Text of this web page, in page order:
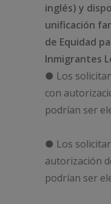
inglés) y
unificación
de Equidad
Inmigrantes
● Los
con
podrían ser
● Los
autorización
podrían ser